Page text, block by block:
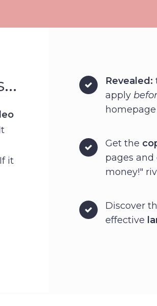
it
Revealed:
apply
Get the
pages
money!"
Discover
effective